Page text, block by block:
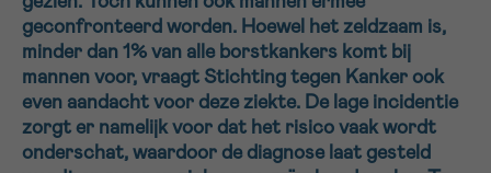
geconfronteerd worden. Hoewel het zeldzaam is,
minder dan 1% van alle borstkankers komt bij
mannen voor, vraagt Stichting tegen Kanker ook
even aandacht voor deze ziekte. De lage incidentie
zorgt er namelijk voor dat het risico vaak wordt
onderschat, waardoor de diagnose laat gesteld
VOORNAAM
16h-18h
Verder